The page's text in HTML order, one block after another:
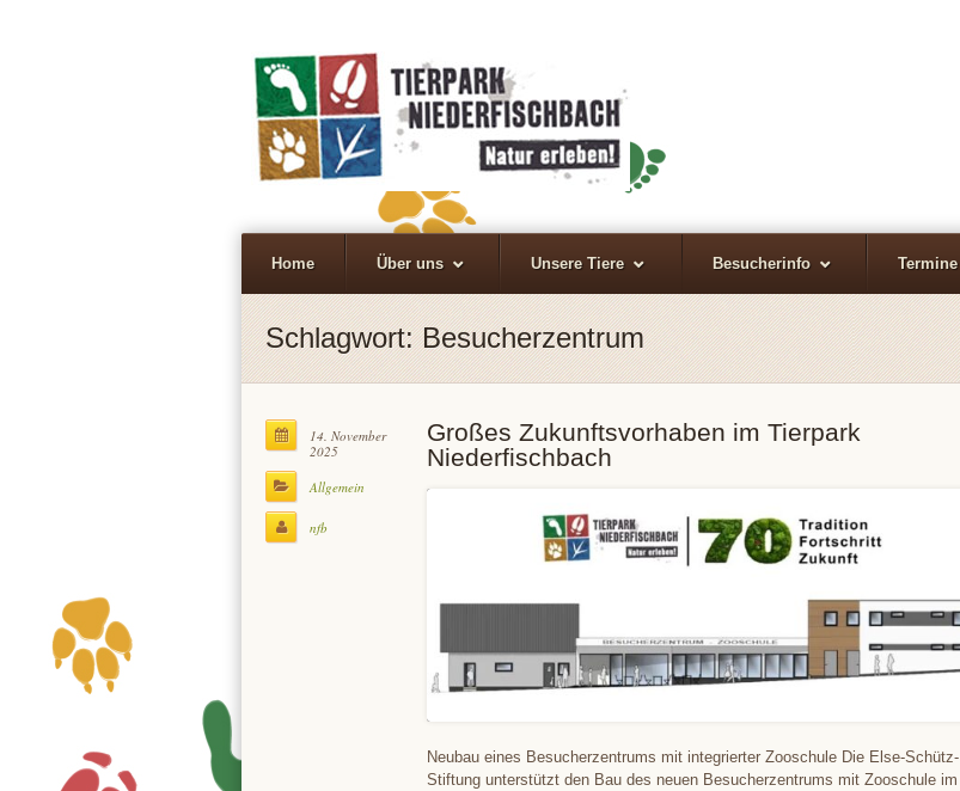
Home Über uns Unsere Tiere Besucherinfo Termine
Schlagwort:Besucherzentrum
14. November
2025
Allgemein
nfb
Großes Zukunftsvorhaben im Tierpark
Niederfischbach
Neubau eines Besucherzentrums mit integrierter Zooschule Die Else-Schütz-
Stiftung unterstützt den Bau des neuen Besucherzentrums mit Zooschule im